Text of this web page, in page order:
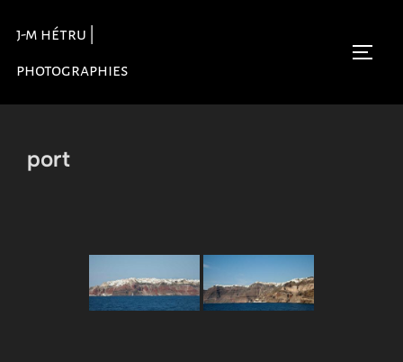
contenu
j-m hétru |
photographies
port